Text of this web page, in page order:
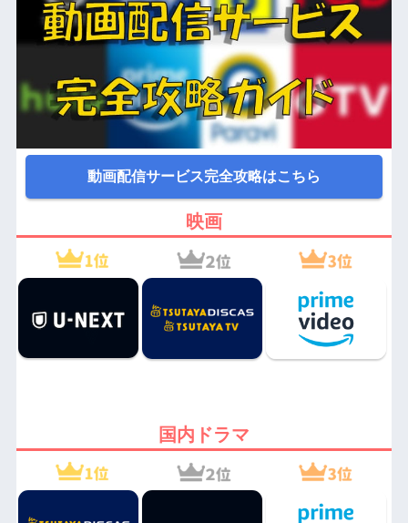
動画配信サービス完全攻略はこちら
映画
国内ドラマ